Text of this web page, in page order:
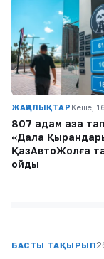
ЖАҢАЛЫҚТАР Кеше,
807 адам қаза
«Дала
ҚазАвтоЖолға
қойды
БАСТЫ ТАҚЫРЫП